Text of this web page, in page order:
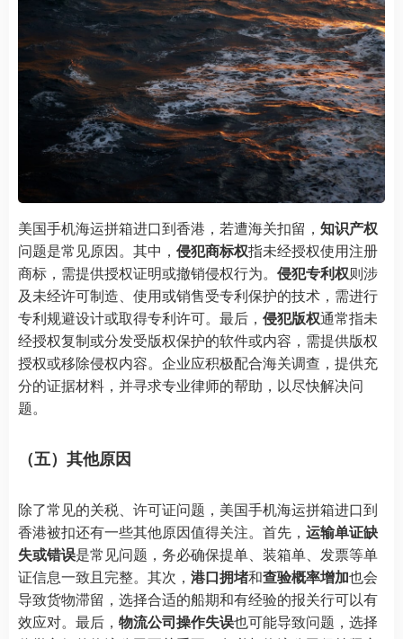
美国手机海运拼箱进口到香港，若遭海关扣留， 知识产权
问题是常见原因。其中， 侵犯商标权指未经授权使用注册
商标，需提供授权证明或撤销侵权行为。 侵犯专利权则涉
及未经许可制造、使用或销售受专利保护的技术，需进行
专利规避设计或取得专利许可。最后， 侵犯版权通常指未
经授权复制或分发受版权保护的软件或内容，需提供版权
授权或移除侵权内容。企业应积极配合海关调查，提供充
分的证据材料，并寻求专业律师的帮助，以尽快解决问
题。
（五）其他原因
除了常见的关税、许可证问题，美国手机海运拼箱进口到
香港被扣还有一些其他原因值得关注。首先， 运输单证缺
失或错误是常见问题，务必确保提单、装箱单、发票等单
证信息一致且完整。其次， 港口拥堵和查验概率增加也会
导致货物滞留，选择合适的船期和有经验的报关行可以有
效应对。最后， 物流公司操作失误也可能导致问题，选择